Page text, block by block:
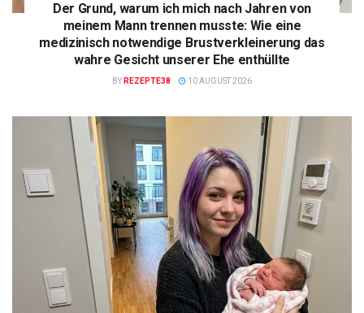
Der Grund, warum ich mich nach Jahren von
meinem Mann trennen musste: Wie eine
medizinisch notwendige Brustverkleinerung das
wahre Gesicht unserer Ehe enthüllte
BY REZEPTE38 10 AUGUST 2026